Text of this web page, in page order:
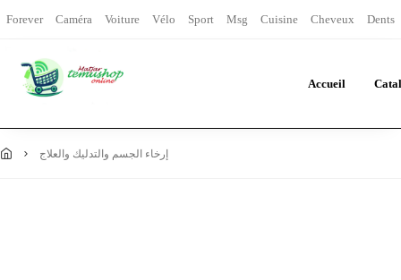
Forever Caméra Voiture Vélo Sport Msg Cuisine Cheveux Dents
Accueil
إرخاء الجسم والتدليك والعلاج